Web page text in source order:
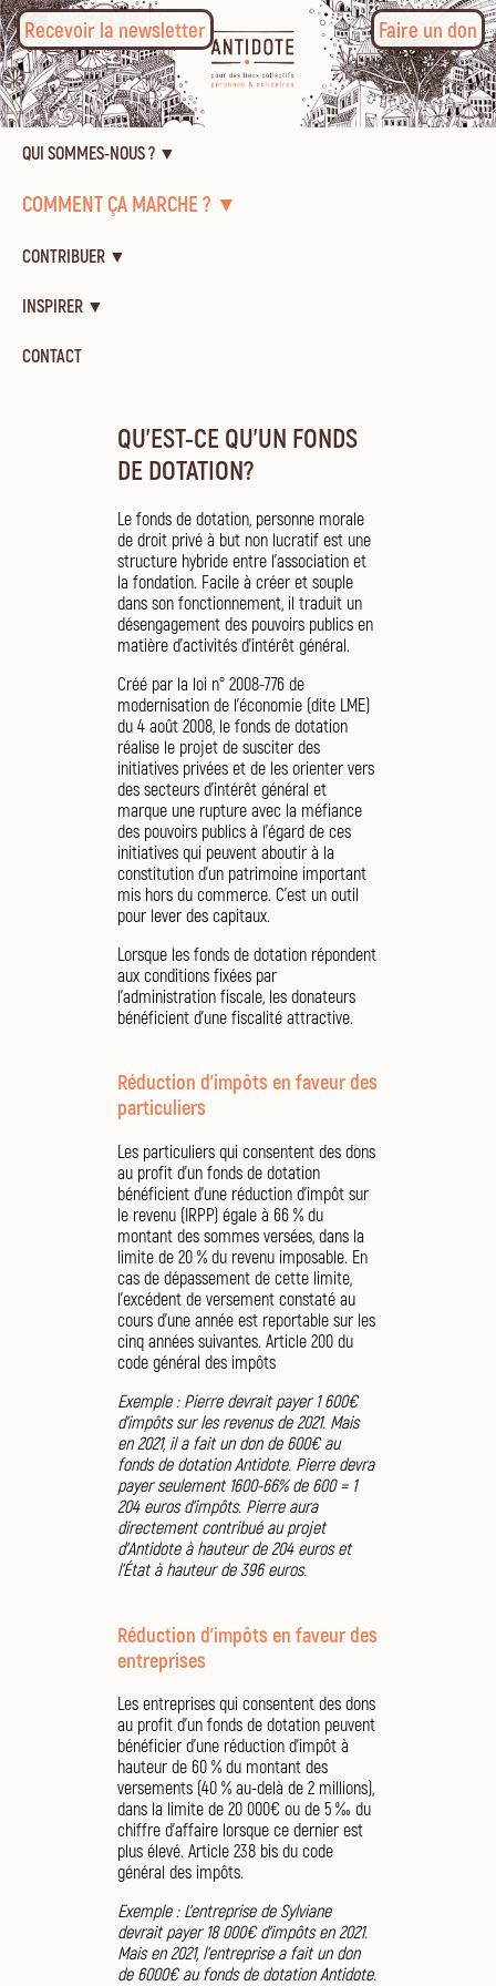
Faire un don
Recevoir la newsletter
QUI SOMMES-NOUS ? ▼
COMMENT ÇA MARCHE ? ▼
CONTRIBUER ▼
INSPIRER ▼
CONTACT
QU'EST-CE QU'UN FONDS
DE DOTATION?
Le fonds de dotation, personne morale
de droit privé à but non lucratif est une
structure hybride entre l’association et
la fondation. Facile à créer et souple
dans son fonctionnement, il traduit un
désengagement des pouvoirs publics en
matière d’activités d’intérêt général.
Créé par la loi n° 2008-776 de
modernisation de l'économie (dite LME)
du 4 août 2008, le fonds de dotation
réalise le projet de susciter des
initiatives privées et de les orienter vers
des secteurs d’intérêt général et
marque une rupture avec la méfiance
des pouvoirs publics à l’égard de ces
initiatives qui peuvent aboutir à la
constitution d’un patrimoine important
mis hors du commerce. C’est un outil
pour lever des capitaux.
Lorsque les fonds de dotation répondent
aux conditions fixées par
l’administration fiscale, les donateurs
bénéficient d’une fiscalité attractive.
Réduction d’impôts en faveur des
particuliers
Les particuliers qui consentent des dons
au profit d’un fonds de dotation
bénéficient d’une réduction d’impôt sur
le revenu (IRPP) égale à 66 % du
montant des sommes versées, dans la
limite de 20 % du revenu imposable. En
cas de dépassement de cette limite,
l'excédent de versement constaté au
cours d'une année est reportable sur les
cinq années suivantes. Article 200 du
code général des impôts
Exemple : Pierre devrait payer 1 600€
d’impôts sur les revenus de 2021. Mais
en 2021, il a fait un don de 600€ au
fonds de dotation Antidote. Pierre devra
payer seulement 1600-66% de 600 = 1
204 euros d’impôts. Pierre aura
directement contribué au projet
d'Antidote à hauteur de 204 euros et
l’État à hauteur de 396 euros.
Réduction d’impôts en faveur des
entreprises
Les entreprises qui consentent des dons
au profit d’un fonds de dotation peuvent
bénéficier d’une réduction d’impôt à
hauteur de 60 % du montant des
versements (40 % au-delà de 2 millions),
dans la limite de 20 000€ ou de 5 ‰ du
chiffre d’affaire lorsque ce dernier est
plus élevé. Article 238 bis du code
général des impôts.
Exemple : L’entreprise de Sylviane
devrait payer 18 000€ d’impôts en 2021.
Mais en 2021, l’entreprise a fait un don
de 6000€ au fonds de dotation Antidote.